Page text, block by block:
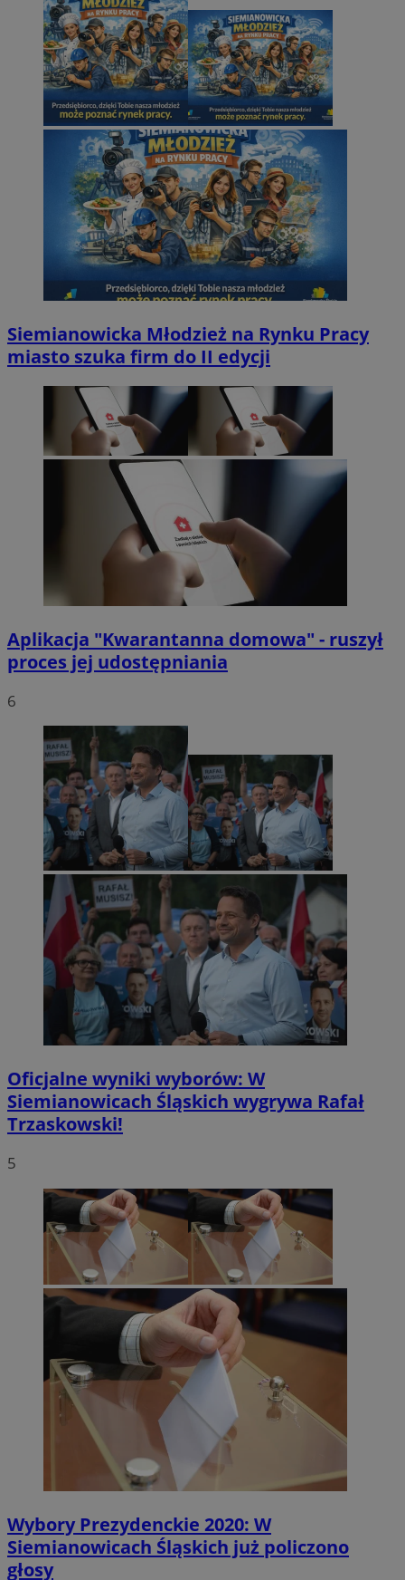
Siemianowicka Młodzież na Rynku Pracy
miasto szuka firm do II edycji
Aplikacja "Kwarantanna domowa" - ruszył
proces jej udostępniania
6
Oficjalne wyniki wyborów: W
Siemianowicach Śląskich wygrywa Rafał
Trzaskowski!
5
Wybory Prezydenckie 2020: W
Siemianowicach Śląskich już policzono
głosy